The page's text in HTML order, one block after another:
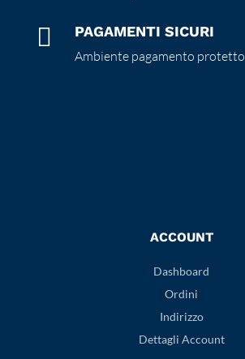
 PAGAMENTI SICURI
Ambiente pagamento protetto
ACCOUNT
Dashboard
Ordini
Indirizzo
Dettagli Account